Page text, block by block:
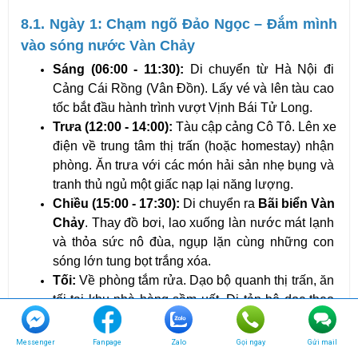
8.1. Ngày 1: Chạm ngõ Đảo Ngọc – Đắm mình
vào sóng nước Vàn Chảy
Sáng (06:00 - 11:30): Di chuyển từ Hà Nội đi
Cảng Cái Rồng (Vân Đồn). Lấy vé và lên tàu cao
tốc bắt đầu hành trình vượt Vịnh Bái Tử Long.
Trưa (12:00 - 14:00): Tàu cập cảng Cô Tô. Lên xe
điện về trung tâm thị trấn (hoặc homestay) nhận
phòng. Ăn trưa với các món hải sản nhẹ bụng và
tranh thủ ngủ một giấc nạp lại năng lượng.
Chiều (15:00 - 17:30): Di chuyển ra Bãi biển Vàn
Chảy. Thay đồ bơi, lao xuống làn nước mát lạnh
và thỏa sức nô đùa, ngụp lặn cùng những con
sóng lớn tung bọt trắng xóa.
Tối: Về phòng tắm rửa. Dạo bộ quanh thị trấn, ăn
tối tại khu nhà hàng sầm uất. Đi tản bộ dọc theo
Con đường Tình Yêu lãng mạn rợp bóng cây,
hoặc ghé một quán cafe acoustic ven biển nhâm
Messenger Fanpage Zalo Gọi ngay Gửi mail